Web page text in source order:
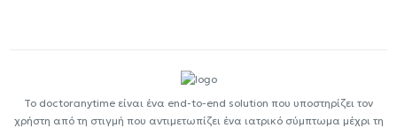
Το doctoranytime είναι ένα end-to-end solution που υποστηρίζει τον
χρήστη από τη στιγμή που αντιμετωπίζει ένα ιατρικό σύμπτωμα μέχρι τη